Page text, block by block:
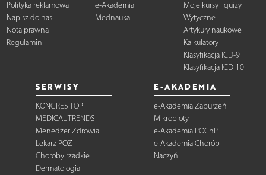
Polityka reklamowa
Napisz do nas
Nota prawna
Regulamin
e-Akademia
Mednauka
Moje kursy i quizy
Wytyczne
Artykuły naukowe
Kalkulatory
Klasyfikacja ICD-9
Klasyfikacja ICD-10
SERWISY
KONGRES TOP
MEDICAL TRENDS
Menedżer Zdrowia
Lekarz POZ
Choroby rzadkie
Dermatologia
E-AKADEMIA
e-Akademia Zaburzeń
Mikrobioty
e-Akademia POChP
e-Akademia Chorób
Naczyń